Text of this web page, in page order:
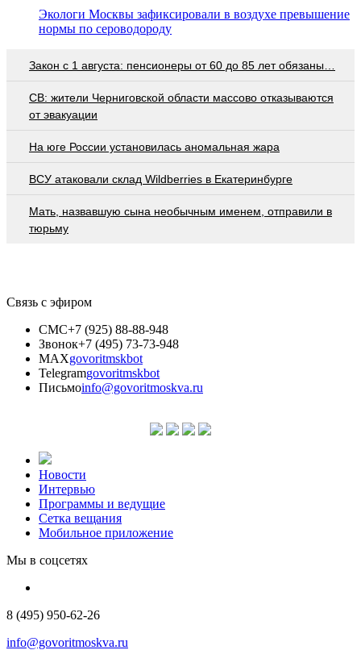
Экологи Москвы зафиксировали в воздухе превышение
нормы по сероводороду
Закон с 1 августа: пенсионеры от 60 до 85 лет обязаны…
СВ: жители Черниговской области массово отказываются
от эвакуации
На юге России установилась аномальная жара
ВСУ атаковали склад Wildberries в Екатеринбурге
Мать, назвавшую сына необычным именем, отправили в
тюрьму
Связь с эфиром
СМС+7 (925) 88-88-948
Звонок+7 (495) 73-73-948
MAXgovoritmskbot
Telegramgovoritmskbot
Письмоinfo@govoritmoskva.ru
Новости
Интервью
Программы и ведущие
Сетка вещания
Мобильное приложение
Мы в соцсетях
8 (495) 950-62-26
info@govoritmoskva.ru